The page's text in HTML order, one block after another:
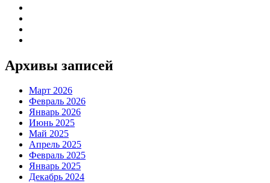
Архивы записей
Март 2026
Февраль 2026
Январь 2026
Июнь 2025
Май 2025
Апрель 2025
Февраль 2025
Январь 2025
Декабрь 2024